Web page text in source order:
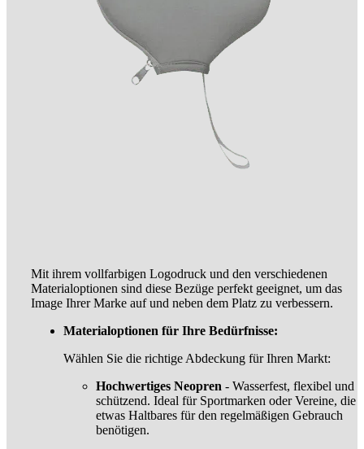
Mit ihrem vollfarbigen Logodruck und den verschiedenen
Materialoptionen sind diese Bezüge perfekt geeignet, um das
Image Ihrer Marke auf und neben dem Platz zu verbessern.
Materialoptionen für Ihre Bedürfnisse:
Wählen Sie die richtige Abdeckung für Ihren Markt:
Hochwertiges Neopren - Wasserfest, flexibel und
schützend. Ideal für Sportmarken oder Vereine, die
etwas Haltbares für den regelmäßigen Gebrauch
benötigen.